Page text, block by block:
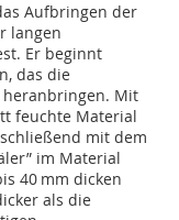
Aufbringen der
langen
Er beginnt
das die
heranbringen. Mit
feuchte Material
mit dem
im Material
40 mm dicken
als die